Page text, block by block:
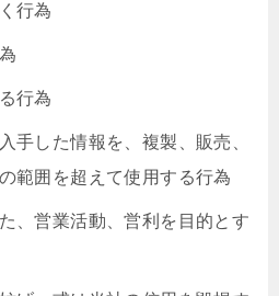
行為
行為
手した情報を、複製、販売、
範囲を超えて使用する行為
、営業活動、営利を目的とす